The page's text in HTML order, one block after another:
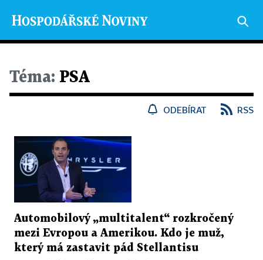
Téma: PSA
ODEBÍRAT RSS
Automobilový „multitalent“ rozkročený
mezi Evropou a Amerikou. Kdo je muž,
který má zastavit pád Stellantisu